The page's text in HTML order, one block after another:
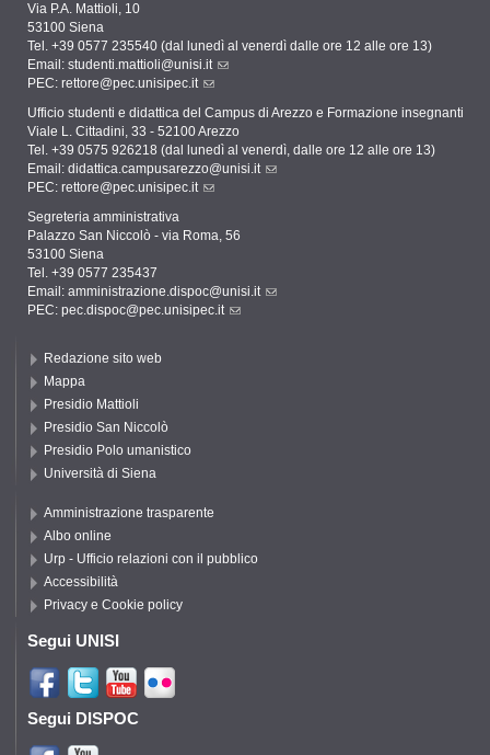
Via P.A. Mattioli, 10
53100 Siena
Tel. +39 0577 235540 (dal lunedì al venerdì dalle ore 12 alle ore 13)
Email: studenti.mattioli@unisi.it
PEC: rettore@pec.unisipec.it
Ufficio studenti e didattica del Campus di Arezzo e Formazione insegnanti
Viale L. Cittadini, 33 - 52100 Arezzo
Tel. +39 0575 926218 (dal lunedì al venerdì, dalle ore 12 alle ore 13)
Email: didattica.campusarezzo@unisi.it
PEC: rettore@pec.unisipec.it
Segreteria amministrativa
Palazzo San Niccolò - via Roma, 56
53100 Siena
Tel. +39 0577 235437
Email: amministrazione.dispoc@unisi.it
PEC: pec.dispoc@pec.unisipec.it
Redazione sito web
Mappa
Presidio Mattioli
Presidio San Niccolò
Presidio Polo umanistico
Università di Siena
Amministrazione trasparente
Albo online
Urp - Ufficio relazioni con il pubblico
Accessibilità
Privacy e Cookie policy
Segui UNISI
Segui DISPOC